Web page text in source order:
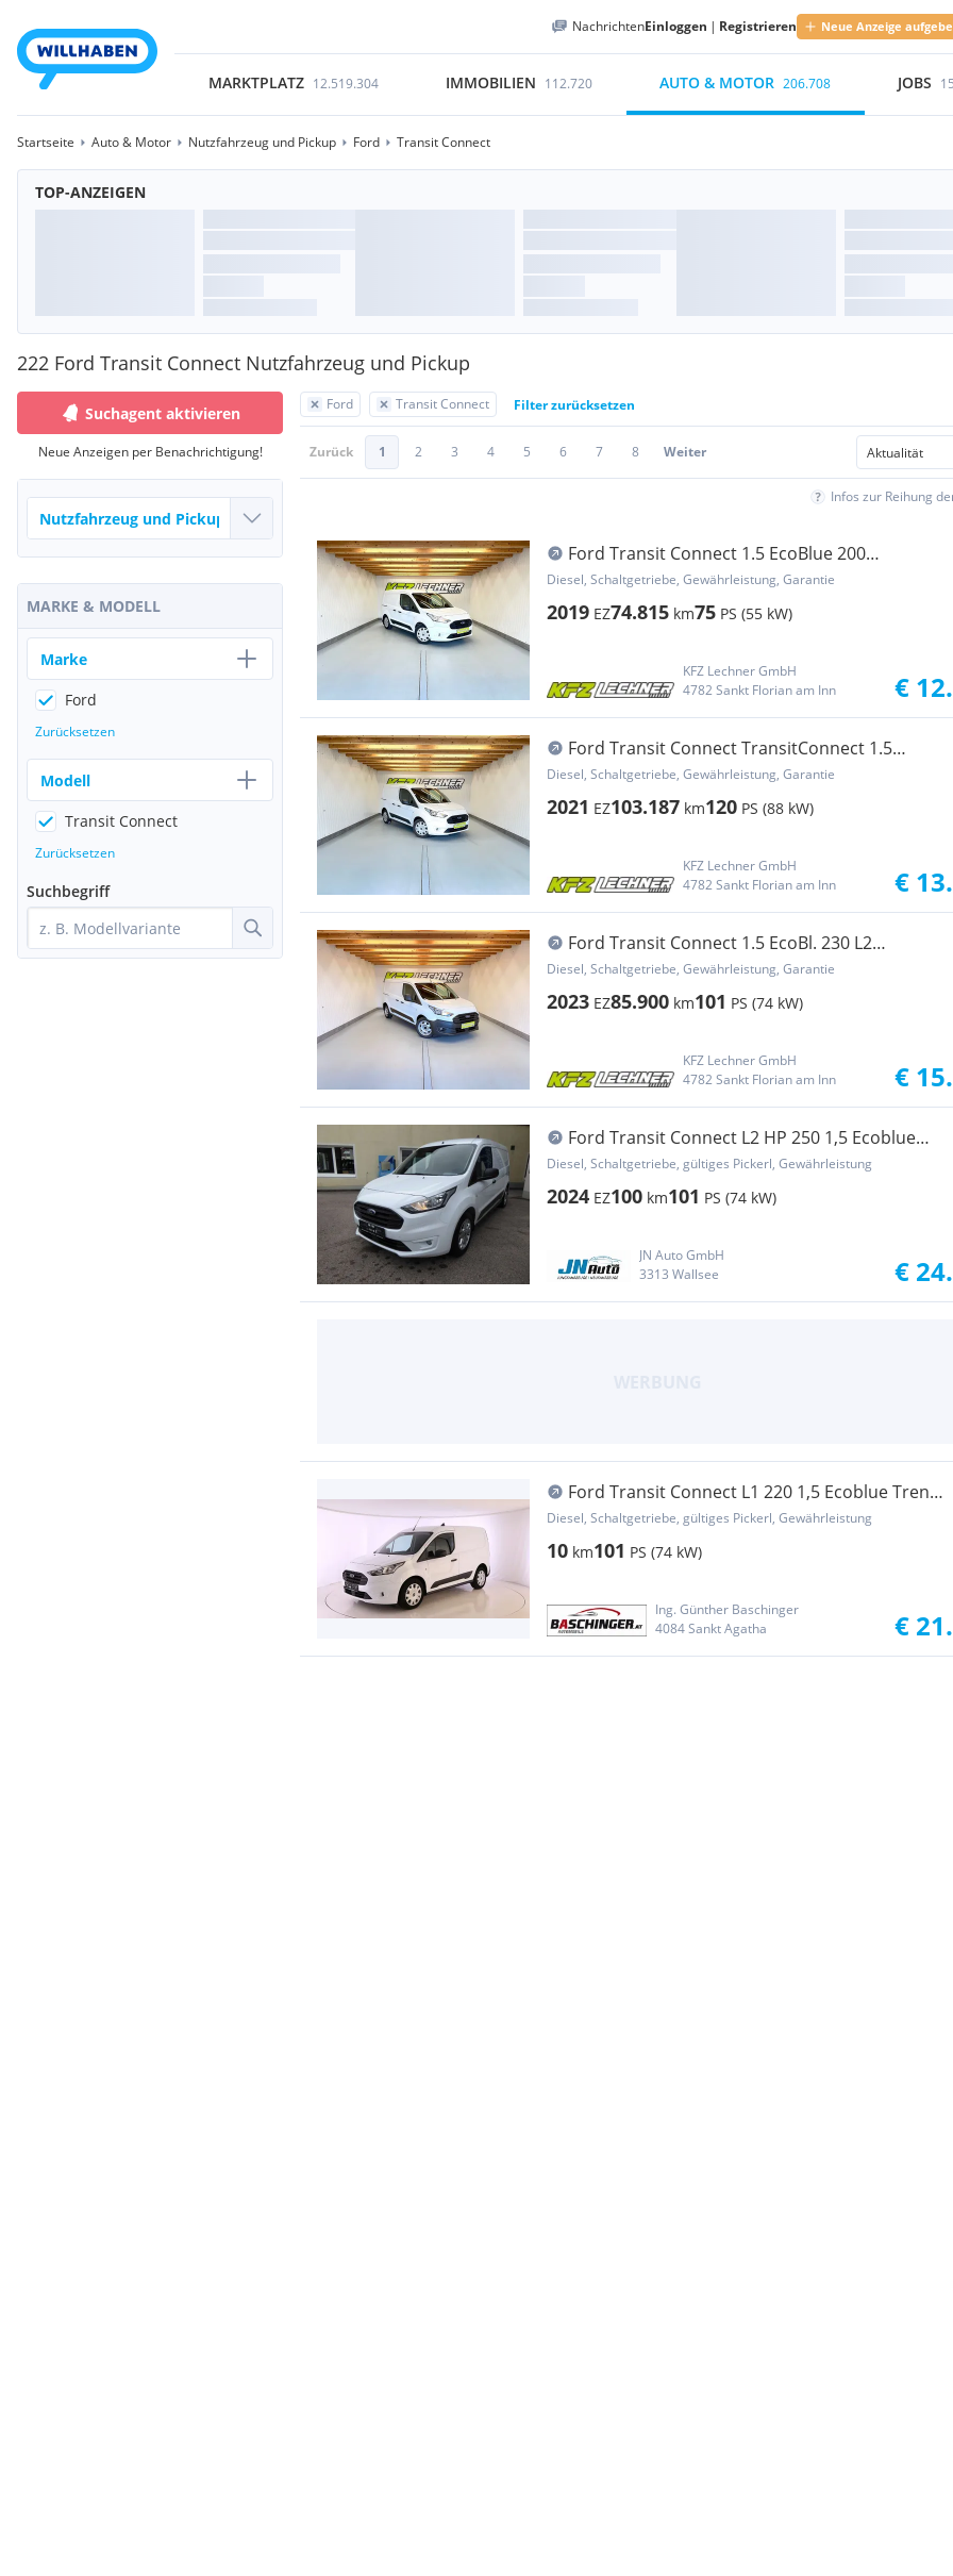
NachrichtenEinloggen | Registrieren Neue Anzeige
MARKTPLATZ 12.519.304 IMMOBILIEN 112.720 AUTO & MOTOR 206.708 JOBS
Startseite Auto & Motor Nutzfahrzeug und Pickup Ford Transit Connect
TOP-ANZEIGEN
222 Ford Transit Connect Nutzfahrzeug und Pickup
Ford Transit Connect Filter zurücksetzen
Zurück 1 2 3 4 5 6 7 8 Weiter
Infos zur Reihung
Ford Transit Connect 1.5 EcoBlue 200
Transporter / Kastenwagen
Diesel, Schaltgetriebe, Gewährleistung, Garantie
2019 EZ74.815 km75 PS (55 kW)
KFZ Lechner GmbH
4782 Sankt Florian am Inn
€
Ford Transit Connect TransitConnect 1.5
EcoBlue 200 ... Transporter / Kastenwagen
Diesel, Schaltgetriebe, Gewährleistung, Garantie
2021 EZ103.187 km120 PS (88 kW)
KFZ Lechner GmbH
4782 Sankt Florian am Inn
€
Ford Transit Connect 1.5 EcoBl. 230 L2
"KLIMA*PDC*USB" Transporter / Kastenwagen
Diesel, Schaltgetriebe, Gewährleistung, Garantie
2023 EZ85.900 km101 PS (74 kW)
KFZ Lechner GmbH
4782 Sankt Florian am Inn
€
Ford Transit Connect L2 HP 250 1,5 Ecoblue
Trend Transporter / Kastenwagen
Diesel, Schaltgetriebe, gültiges Pickerl, Gewährleistung
2024 EZ100 km101 PS (74 kW)
JN Auto GmbH
3313 Wallsee
€
Ford Transit Connect L1 220 1,5 Ecoblue Trend
Transporter / Kastenwagen
Diesel, Schaltgetriebe, gültiges Pickerl, Gewährleistung
10 km101 PS (74 kW)
Ing. Günther Baschinger
4084 Sankt Agatha
€
Suchagent aktivieren
Neue Anzeigen per Benachrichtigung!
MARKE & MODELL
Marke
Ford
Zurücksetzen
Modell
Transit Connect
Zurücksetzen
Suchbegriff